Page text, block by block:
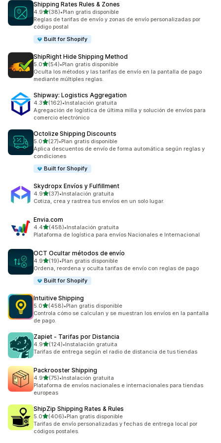
Shipping Rates Rules & Zones
4.9de 5 estrellas
(38)
38 reseñas en total
•Plan gratis disponible
Reglas de tarifas de envío y zonas de envío personalizadas por
código postal
Built for Shopify
ShipRight Hide Shipping Method
5.0de 5 estrellas
(54)
54 reseñas en total
•Plan gratis disponible
Oculta los métodos y las tarifas de envío en la pantalla de pago
mediante múltiples reglas.
Shipway: Logistics Aggregation
4.3de 5 estrellas
(162)
162 reseñas en total
•Instalación gratuita
Agregación de logística de última milla y solución de envíos para
comercio electrónico
Octolize Shipping Discounts
5.0de 5 estrellas
(27)
27 reseñas en total
•Plan gratis disponible
Aplica descuentos de envío de forma automática según reglas y
condiciones
Built for Shopify
Skydropx Envíos y Fulfillment
4.9de 5 estrellas
(37)
37 reseñas en total
•Instalación gratuita
Cotiza, crea y rastrea tus envíos en un solo lugar.
Envia.com
4.4de 5 estrellas
(458)
458 reseñas en total
•Instalación gratuita
Plataforma de logística para envíos Nacionales e Internacional
OCT Ocultar métodos de envío
4.9de 5 estrellas
(19)
19 reseñas en total
•Plan gratis disponible
Ordena, reordena y oculta tarifas de envío con reglas de pago
Built for Shopify
Intuitive Shipping
5.0de 5 estrellas
(458)
458 reseñas en total
•Plan gratis disponible
Controla cómo se calculan y se muestran los envíos en la pantalla
de pago.
Zapiet ‑ Tarifas por Distancia
4.9de 5 estrellas
(124)
124 reseñas en total
•Instalación gratuita
Tarifas de entrega según el radio de distancia de tus tiendas
Packrooster Shipping
4.9de 5 estrellas
(75)
75 reseñas en total
•Instalación gratuita
Plataforma de envíos nacionales e internacionales para tiendas
europeas
ShipZip Shipping Rates & Rules
5.0de 5 estrellas
(406)
406 reseñas en total
•Plan gratis disponible
Tarifas de envío personalizadas y fechas de entrega local por
códigos postales.